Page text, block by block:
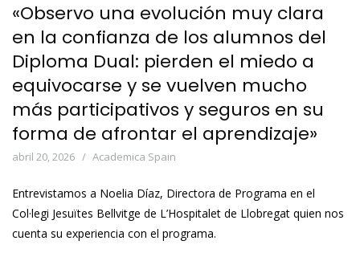
«Observo una evolución muy clara
en la confianza de los alumnos del
Diploma Dual: pierden el miedo a
equivocarse y se vuelven mucho
más participativos y seguros en su
forma de afrontar el aprendizaje»
abril 20, 2026 Academica Spain
Entrevistamos a Noelia Díaz, Directora de Programa en el
Col·legi Jesuïtes Bellvitge de L’Hospitalet de Llobregat quien nos
cuenta su experiencia con el programa.